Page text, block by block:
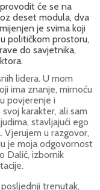
će se na
deset modula, dva
je svima koji
političkom prostoru,
do savjetnika,
lidera. U mom
ima znanje, mirnoću
povjerenje i
karakter, ali sam
stavljajući ego
Vjerujem u razgovor,
je moja odgovornost
Dalić, izbornik
trenutak,